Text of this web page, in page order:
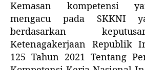
Kemasan kompetensi
mengacu pada SKKNI
berdasarkan
Ketenagakerjaan Republik
125 Tahun 2021 Tentang